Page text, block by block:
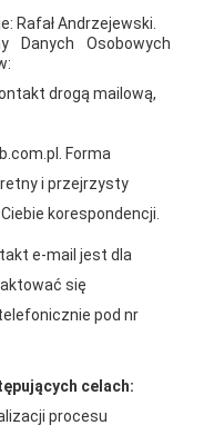
PSB. Sieć kończy
rok strategicznym
rebrandingu
Rafał Andrzejewski.
Danych Osobowych
drogą mailową,
Forma
i przejrzysty
korespondencji.
e-mail jest dla
się
pod nr
celach:
procesu